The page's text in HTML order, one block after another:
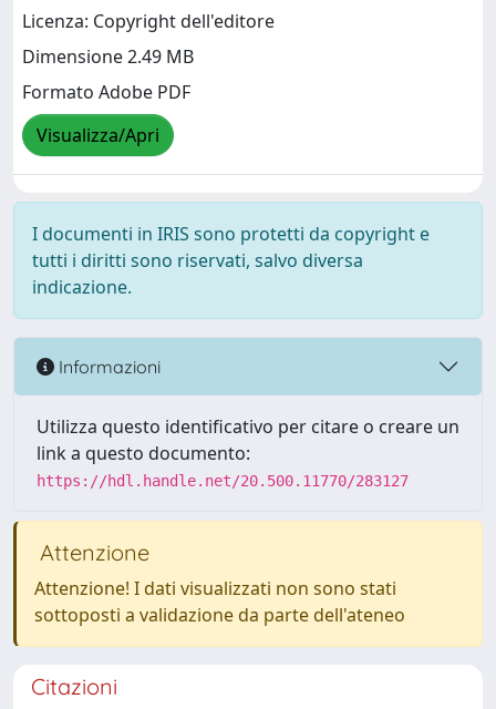
Licenza: Copyright dell'editore
Dimensione 2.49 MB
Formato Adobe PDF
Visualizza/Apri
I documenti in IRIS sono protetti da copyright e
tutti i diritti sono riservati, salvo diversa
indicazione.
Informazioni
Utilizza questo identificativo per citare o creare un
link a questo documento:
https://hdl.handle.net/20.500.11770/283127
Attenzione
Attenzione! I dati visualizzati non sono stati
sottoposti a validazione da parte dell'ateneo
Citazioni